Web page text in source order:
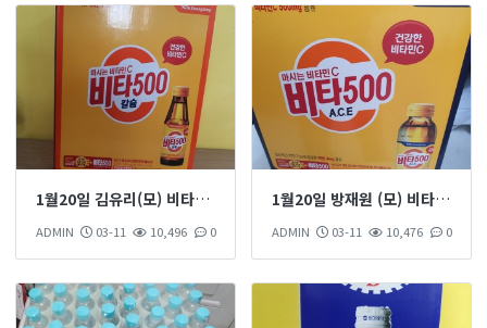
1월20일 김유리(모) 비타500 1박스 후원 하셨습니다
ADMIN 03-11 10,496 0
1월20일 방재원 (모) 비타500 20개 후원 하셨습니다
ADMIN 03-11 10,476 0